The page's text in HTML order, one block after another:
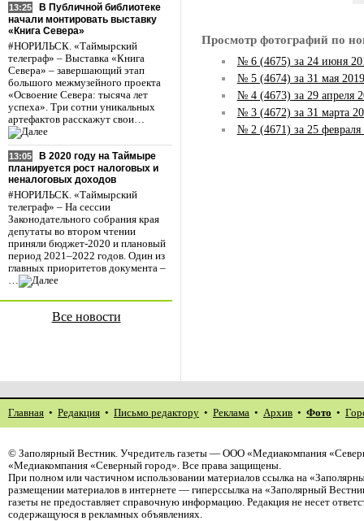
13:25
В Публичной библиотеке
начали монтировать выставку
«Книга Севера»
#НОРИЛЬСК. «Таймырский
телеграф» – Выставка «Книга
Севера» – завершающий этап
большого межмузейного проекта
«Освоение Севера: тысяча лет
успеха». Три сотни уникальных
артефактов расскажут свои…
13:05
В 2020 году на Таймыре
планируется рост налоговых и
неналоговых доходов
#НОРИЛЬСК. «Таймырский
телеграф» – На сессии
Законодательного собрания края
депутаты во втором чтении
приняли бюджет-2020 и плановый
период 2021–2022 годов. Один из
главных приоритетов документа –
…
Все новости
Просмотр фотографий по
№ 6 (4675) за 24 июня
№ 5 (4674) за 31 мая
№ 4 (4673) за 29 апреля
№ 3 (4672) за 31 марта
№ 2 (4671) за 25 февраля
Главная • Редакция • Письмо редактору • Реклама • Архив • Фото •
© Заполярный Вестник. Учредитель газеты — ООО «Медиакомпания
«Медиакомпания «Северный город». Все права защищены.
При полном или частичном использовании материалов ссылка на
размещении материалов в интернете — гиперссылка на «Заполярный
газеты не предоставляет справочную информацию. Редакция не несет
содержащуюся в рекламных объявлениях.